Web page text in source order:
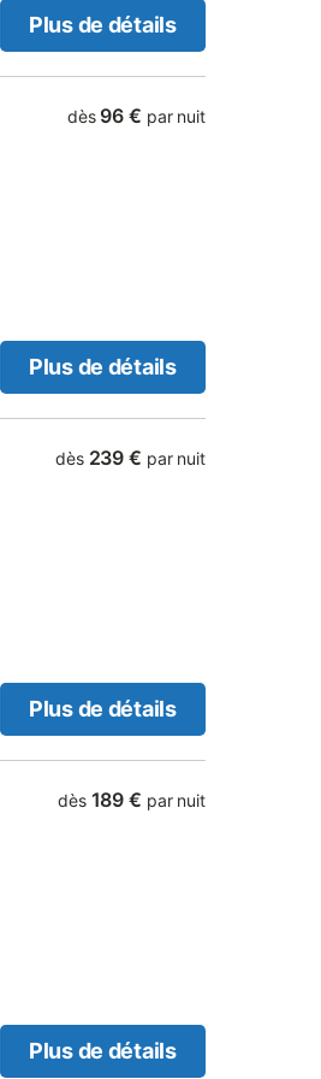
Plus de détails
dès 96 € par nuit
Plus de détails
dès 239 € par nuit
Plus de détails
dès 189 € par nuit
Plus de détails